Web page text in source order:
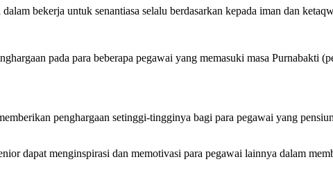
bekerja untuk senantiasa selalu berdasarkan kepada iman dan
pada para beberapa pegawai yang memasuki masa
penghargaan setinggi-tingginya bagi para pegawai yang
dapat menginspirasi dan memotivasi para pegawai lainnya dalam